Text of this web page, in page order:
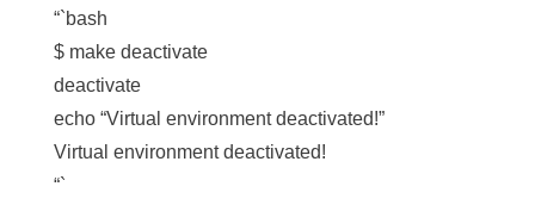
“`bash
$ make deactivate
deactivate
echo “Virtual environment deactivated!”
Virtual environment deactivated!
“`